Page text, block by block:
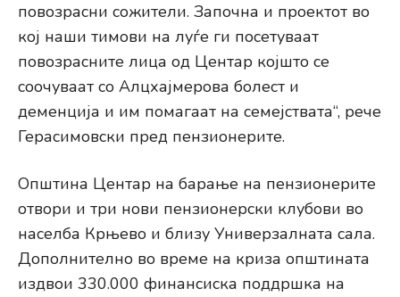
повозрасни сожители. Започна и проектот во
кој наши тимови на луѓе ги посетуваат
повозрасните лица од Центар којшто се
соочуваат со Алцхајмерова болест и
деменција и им помагаат на семејствата“, рече
Герасимовски пред пензионерите.
Општина Центар на барање на пензионерите
отвори и три нови пензионерски клубови во
населба Крњево и близу Универзалната сала.
Дополнително во време на криза општината
издвои 330.000 финансиска поддршка на